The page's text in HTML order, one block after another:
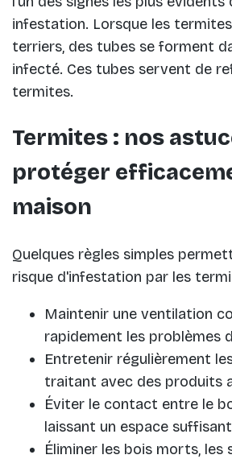
infestation. Lorsque les
terriers, des tubes se forment
infecté. Ces tubes servent de
termites.
Termites : nos
protéger
maison
Quelques règles simples
risque d'infestation par les
Maintenir une ventilation
rapidement les problèmes
Entretenir régulièrement
traitant avec des produits
Éviter le contact entre le
laissant un espace suffisant
Éliminer les bois morts, les